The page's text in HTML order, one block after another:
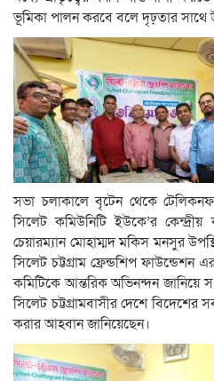
ভূমিকা পালন করবে বলে দৃঢ়তার সাথে
সভা চলাকালে বৃটেন থেকে
সিলেট কমিউনিটি ইউকে’র
চেয়ারম্যান মোহাম্মদ মকিস মনসুর
সিলেট চট্টগ্রাম ফ্রেন্ডশিপ
কমিটিকে আন্তরিক অভিনন্দন জানিয়ে
সিলেট চট্টগ্রামবাসীর দেশে
করার আহবান জানিয়েছেন।